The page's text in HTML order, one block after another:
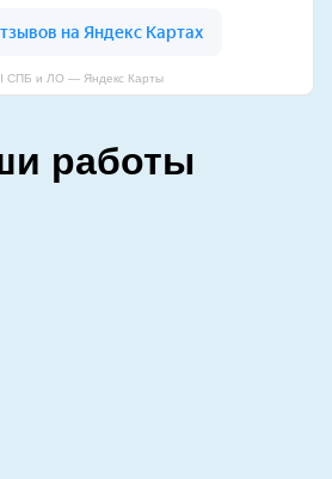
и ЛО — Яндекс Карты
работы